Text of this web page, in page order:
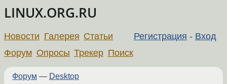
LINUX.ORG.RU
Регистрация - Вход
Новости Галерея Статьи
Форум Опросы Трекер Поиск
Форум — Desktop